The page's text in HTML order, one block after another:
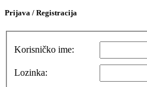
Prijava / Registracija
Korisničko ime:
Lozinka: